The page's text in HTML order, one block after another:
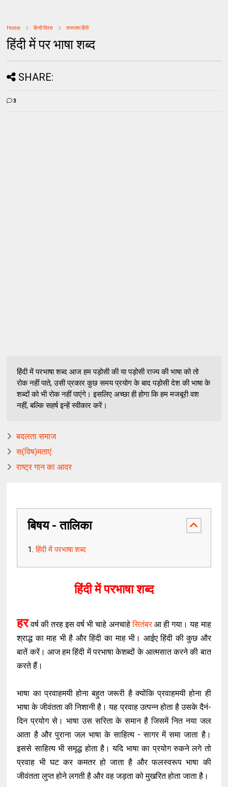
Home हिन्दी दिवस राजभाषा हिंदी
हिंदी में पर भाषा शब्द
SHARE:
3
हिंदी में परभाषा शब्द आज हम पड़ोसी की या पड़ोसी राज्य की भाषा को तो
रोक नहीं पाते, उसी प्रकार कुछ समय प्रयोग के बाद पड़ोसी देश की भाषा के
शब्दों को भी रोक नहीं पाएंगे। इसलिए अच्छा ही होगा कि हम मजबूरी वश
नहीं, बल्कि सहर्ष इन्हें स्वीकार करें।
बदलता समाज
स(विष)मताएं
राष्ट्र गान का आदर
बिषय - तालिका
हिंदी में परभाषा शब्द
हिंदी में परभाषा शब्द
हरवर्ष की तरह इस वर्ष भी चाहे अनचाहेसितंबरआ ही गया। यह माह
श्राद्ध का माह भी है और हिंदी का माह भी। आईए हिंदी की कुछ और
बातें करें। आज हम हिंदी में परभाषा केशब्दों के आत्मसात करने की बात
करते हैं।
भाषा का प्रवाहमयी होना बहुत जरूरी है क्योंकि प्रवाहमयी होना ही
भाषा के जीवंतता की निशानी है। यह प्रवाह उत्पन्न होता है उसके दैनं-
दिन प्रयोग से। भाषा उस सरिता के समान है जिसमें नित नया जल
आता है और पुराना जल भाषा के साहित्य - सागर में समा जाता है।
इससे साहित्य भी समृद्ध होता है। यदि भाषा का प्रयोग रुकने लगे तो
प्रवाह भी घट कर कमतर हो जाता है और फलस्वरूप भाषा की
जीवंतता लुप्त होने लगती है और वह जड़ता को मुखरित होता जाता है।